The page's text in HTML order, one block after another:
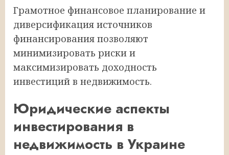
Грамотное финансовое планирование и
диверсификация источников
финансирования позволяют
минимизировать риски и
максимизировать доходность
инвестиций в недвижимость.
Юридические аспекты
инвестирования в
недвижимость в Украине